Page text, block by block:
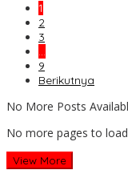
1
2
3
…
9
Berikutnya
No More Posts
No more pages to
View More